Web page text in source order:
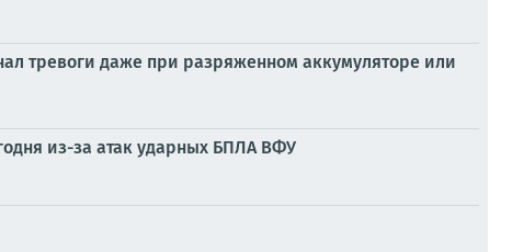
тревоги даже при разряженном аккумуляторе или
из-за атак ударных БПЛА ВФУ